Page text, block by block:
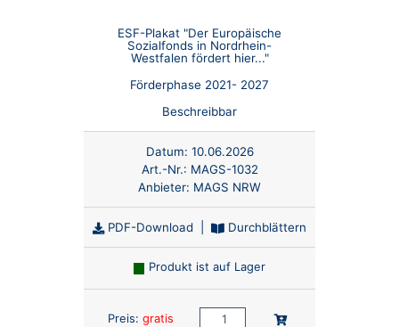
ESF-Plakat "Der Europäische
Sozialfonds in Nordrhein-
Westfalen fördert hier..."
Förderphase 2021- 2027
Beschreibbar
Datum: 10.06.2026
Art.-Nr.: MAGS-1032
Anbieter: MAGS NRW
PDF-Download Durchblättern
Produkt ist auf Lager
Preis: gratis Anzahl: In den Warenkorb